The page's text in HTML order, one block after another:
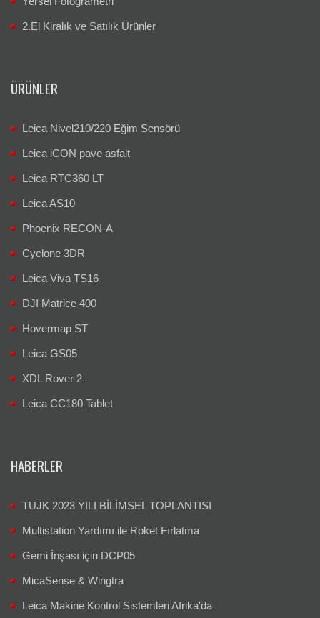
2.El Kiralık ve Satılık Ürünler
ÜRÜNLER
Leica Nivel210/220 Eğim Sensörü
Leica iCON pave asfalt
Leica RTC360 LT
Leica AS10
Phoenix RECON-A
Cyclone 3DR
Leica Viva TS16
DJI Matrice 400
Hovermap ST
Leica GS05
XDL Rover 2
Leica CC180 Tablet
HABERLER
TUJK 2023 YILI BİLİMSEL TOPLANTISI
Multistation Yardımı ile Roket Fırlatma
Gemi İnşası için DCP05
MicaSense & Wingtra
Leica Makine Kontrol Sistemleri Afrika'da